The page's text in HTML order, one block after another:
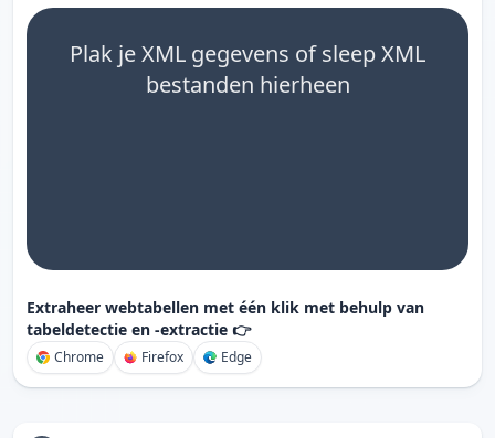
Plak je XML gegevens of sleep XML
bestanden hierheen
Extraheer webtabellen met één klik met behulp van
tabeldetectie en -extractie 👉
Chrome Firefox Edge